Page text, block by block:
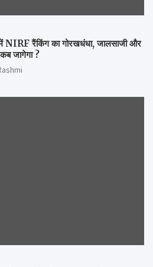
रैंकिंग का गोरखधंधा, जालसाजी और
कब जागेगा ?